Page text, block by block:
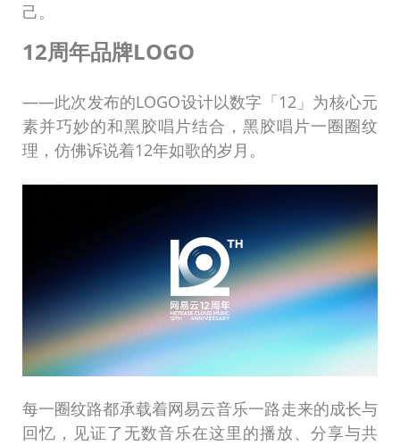
己。
12周年品牌LOGO
——此次发布的LOGO设计以数字「12」为核心元
素并巧妙的和黑胶唱片结合，黑胶唱片一圈圈纹
理，仿佛诉说着12年如歌的岁月。
每一圈纹路都承载着网易云音乐一路走来的成长与
回忆，见证了无数音乐在这里的播放、分享与共